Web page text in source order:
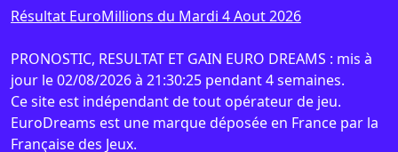
Résultat EuroMillions du Mardi 4 Aout 2026
PRONOSTIC, RESULTAT ET GAIN EURO DREAMS : mis à
jour le 02/08/2026 à 21:30:25 pendant 4 semaines.
Ce site est indépendant de tout opérateur de jeu.
EuroDreams est une marque déposée en France par la
Française des Jeux.